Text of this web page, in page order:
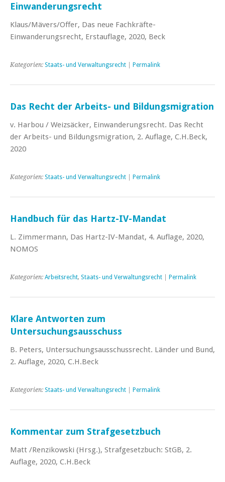
Einwanderungsrecht
Klaus/Mävers/Offer, Das neue Fachkräfte-
Einwanderungsrecht, Erstauflage, 2020, Beck
Kategorien: Staats- und Verwaltungsrecht Permalink
Das Recht der Arbeits- und Bildungsmigration
v. Harbou / Weizsäcker, Einwanderungsrecht. Das Recht
der Arbeits- und Bildungsmigration, 2. Auflage, C.H.Beck,
2020
Kategorien: Staats- und Verwaltungsrecht Permalink
Handbuch für das Hartz-IV-Mandat
L. Zimmermann, Das Hartz-IV-Mandat, 4. Auflage, 2020,
NOMOS
Kategorien: Arbeitsrecht, Staats- und Verwaltungsrecht Permalink
Klare Antworten zum
Untersuchungsausschuss
B. Peters, Untersuchungsausschussrecht. Länder und Bund,
2. Auflage, 2020, C.H.Beck
Kategorien: Staats- und Verwaltungsrecht Permalink
Kommentar zum Strafgesetzbuch
Matt /Renzikowski (Hrsg.), Strafgesetzbuch: StGB, 2.
Auflage, 2020, C.H.Beck